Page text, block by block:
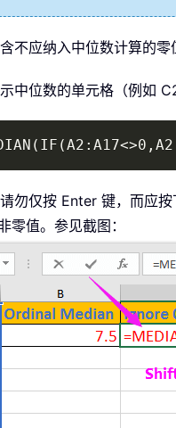
不应纳入中位数计算的
中位数的单元格（例如
勿仅按 Enter 键，而应按
零值。参见截图：